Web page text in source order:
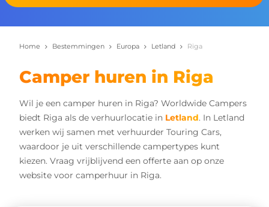
Home Bestemmingen Europa Letland Riga
Camper huren in Riga
Wil je een camper huren in Riga? Worldwide Campers
biedt Riga als de verhuurlocatie in Letland. In Letland
werken wij samen met verhuurder Touring Cars,
waardoor je uit verschillende campertypes kunt
kiezen. Vraag vrijblijvend een offerte aan op onze
website voor camperhuur in Riga.